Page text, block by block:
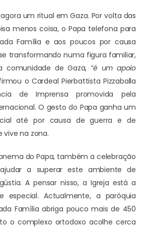
um ritual em Gaza. Por volta das
menos coisa, o Papa telefona para
Família e aos poucos por causa
transformando numa figura familiar,
comunidade de Gaza, “é um apoio
o Cardeal Pierbattista Pizzaballa
de Imprensa promovida pela
O gesto do Papa ganha um
até por causa de guerra e de
vive na zona.
do Papa, também a celebração
a superar este ambiente de
A pensar nisso, a Igreja está a
especial. Actualmente, a paróquia
Família abriga pouco mais de 450
o complexo ortodoxo acolhe cerca